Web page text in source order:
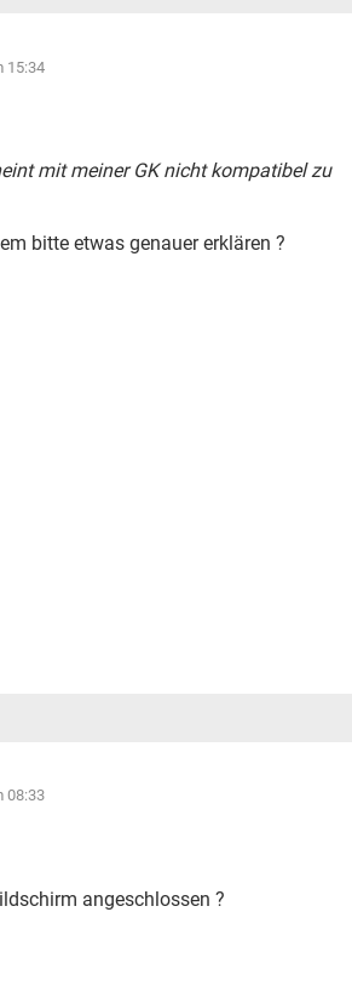
15:34
mit meiner GK nicht kompatibel zu
bitte etwas genauer erklären ?
08:33
angeschlossen ?